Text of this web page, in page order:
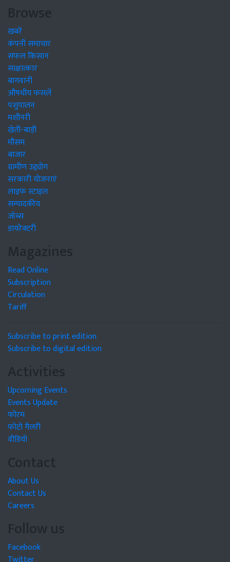
Browse
खबरें
कंपनी समाचार
सफल किसान
साक्षात्कार
बागवानी
औषधीय फसलें
पशुपालन
मशीनरी
खेती-बाड़ी
मौसम
बाजार
ग्रामीण उद्द्योग
सरकारी योजनाएं
लाइफ स्टाइल
सम्पादकीय
जॉब्स
डायरेक्टरी
Magazines
Read Online
Subscription
Circulation
Tariff
Subscribe to print edition
Subscribe to digital edition
Activities
Upcoming Events
Events Update
फोरम
फोटो गैलरी
वीडियो
Contact
About Us
Contact Us
Careers
Follow us
Facebook